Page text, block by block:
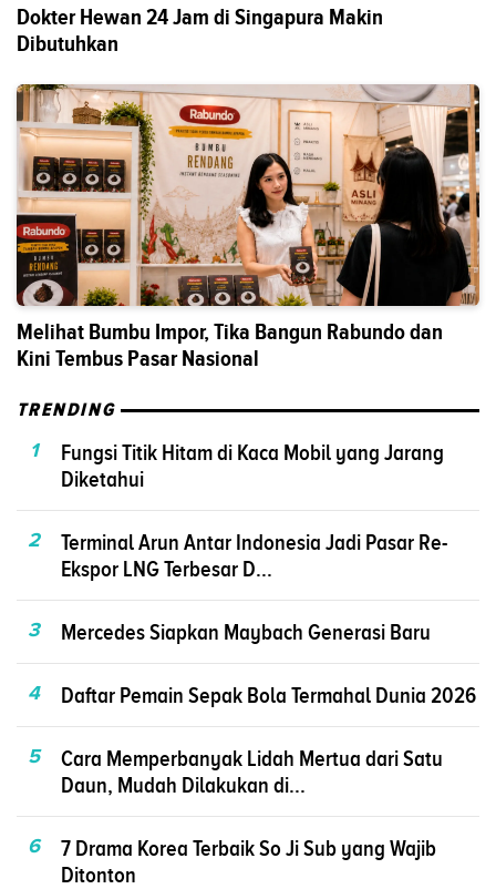
Dokter Hewan 24 Jam di Singapura Makin
Dibutuhkan
Melihat Bumbu Impor, Tika Bangun Rabundo dan
Kini Tembus Pasar Nasional
TRENDING
1
Fungsi Titik Hitam di Kaca Mobil yang Jarang
Diketahui
2
Terminal Arun Antar Indonesia Jadi Pasar Re-
Ekspor LNG Terbesar D...
3 Mercedes Siapkan Maybach Generasi Baru
4 Daftar Pemain Sepak Bola Termahal Dunia 2026
5
Cara Memperbanyak Lidah Mertua dari Satu
Daun, Mudah Dilakukan di...
6
7 Drama Korea Terbaik So Ji Sub yang Wajib
Ditonton